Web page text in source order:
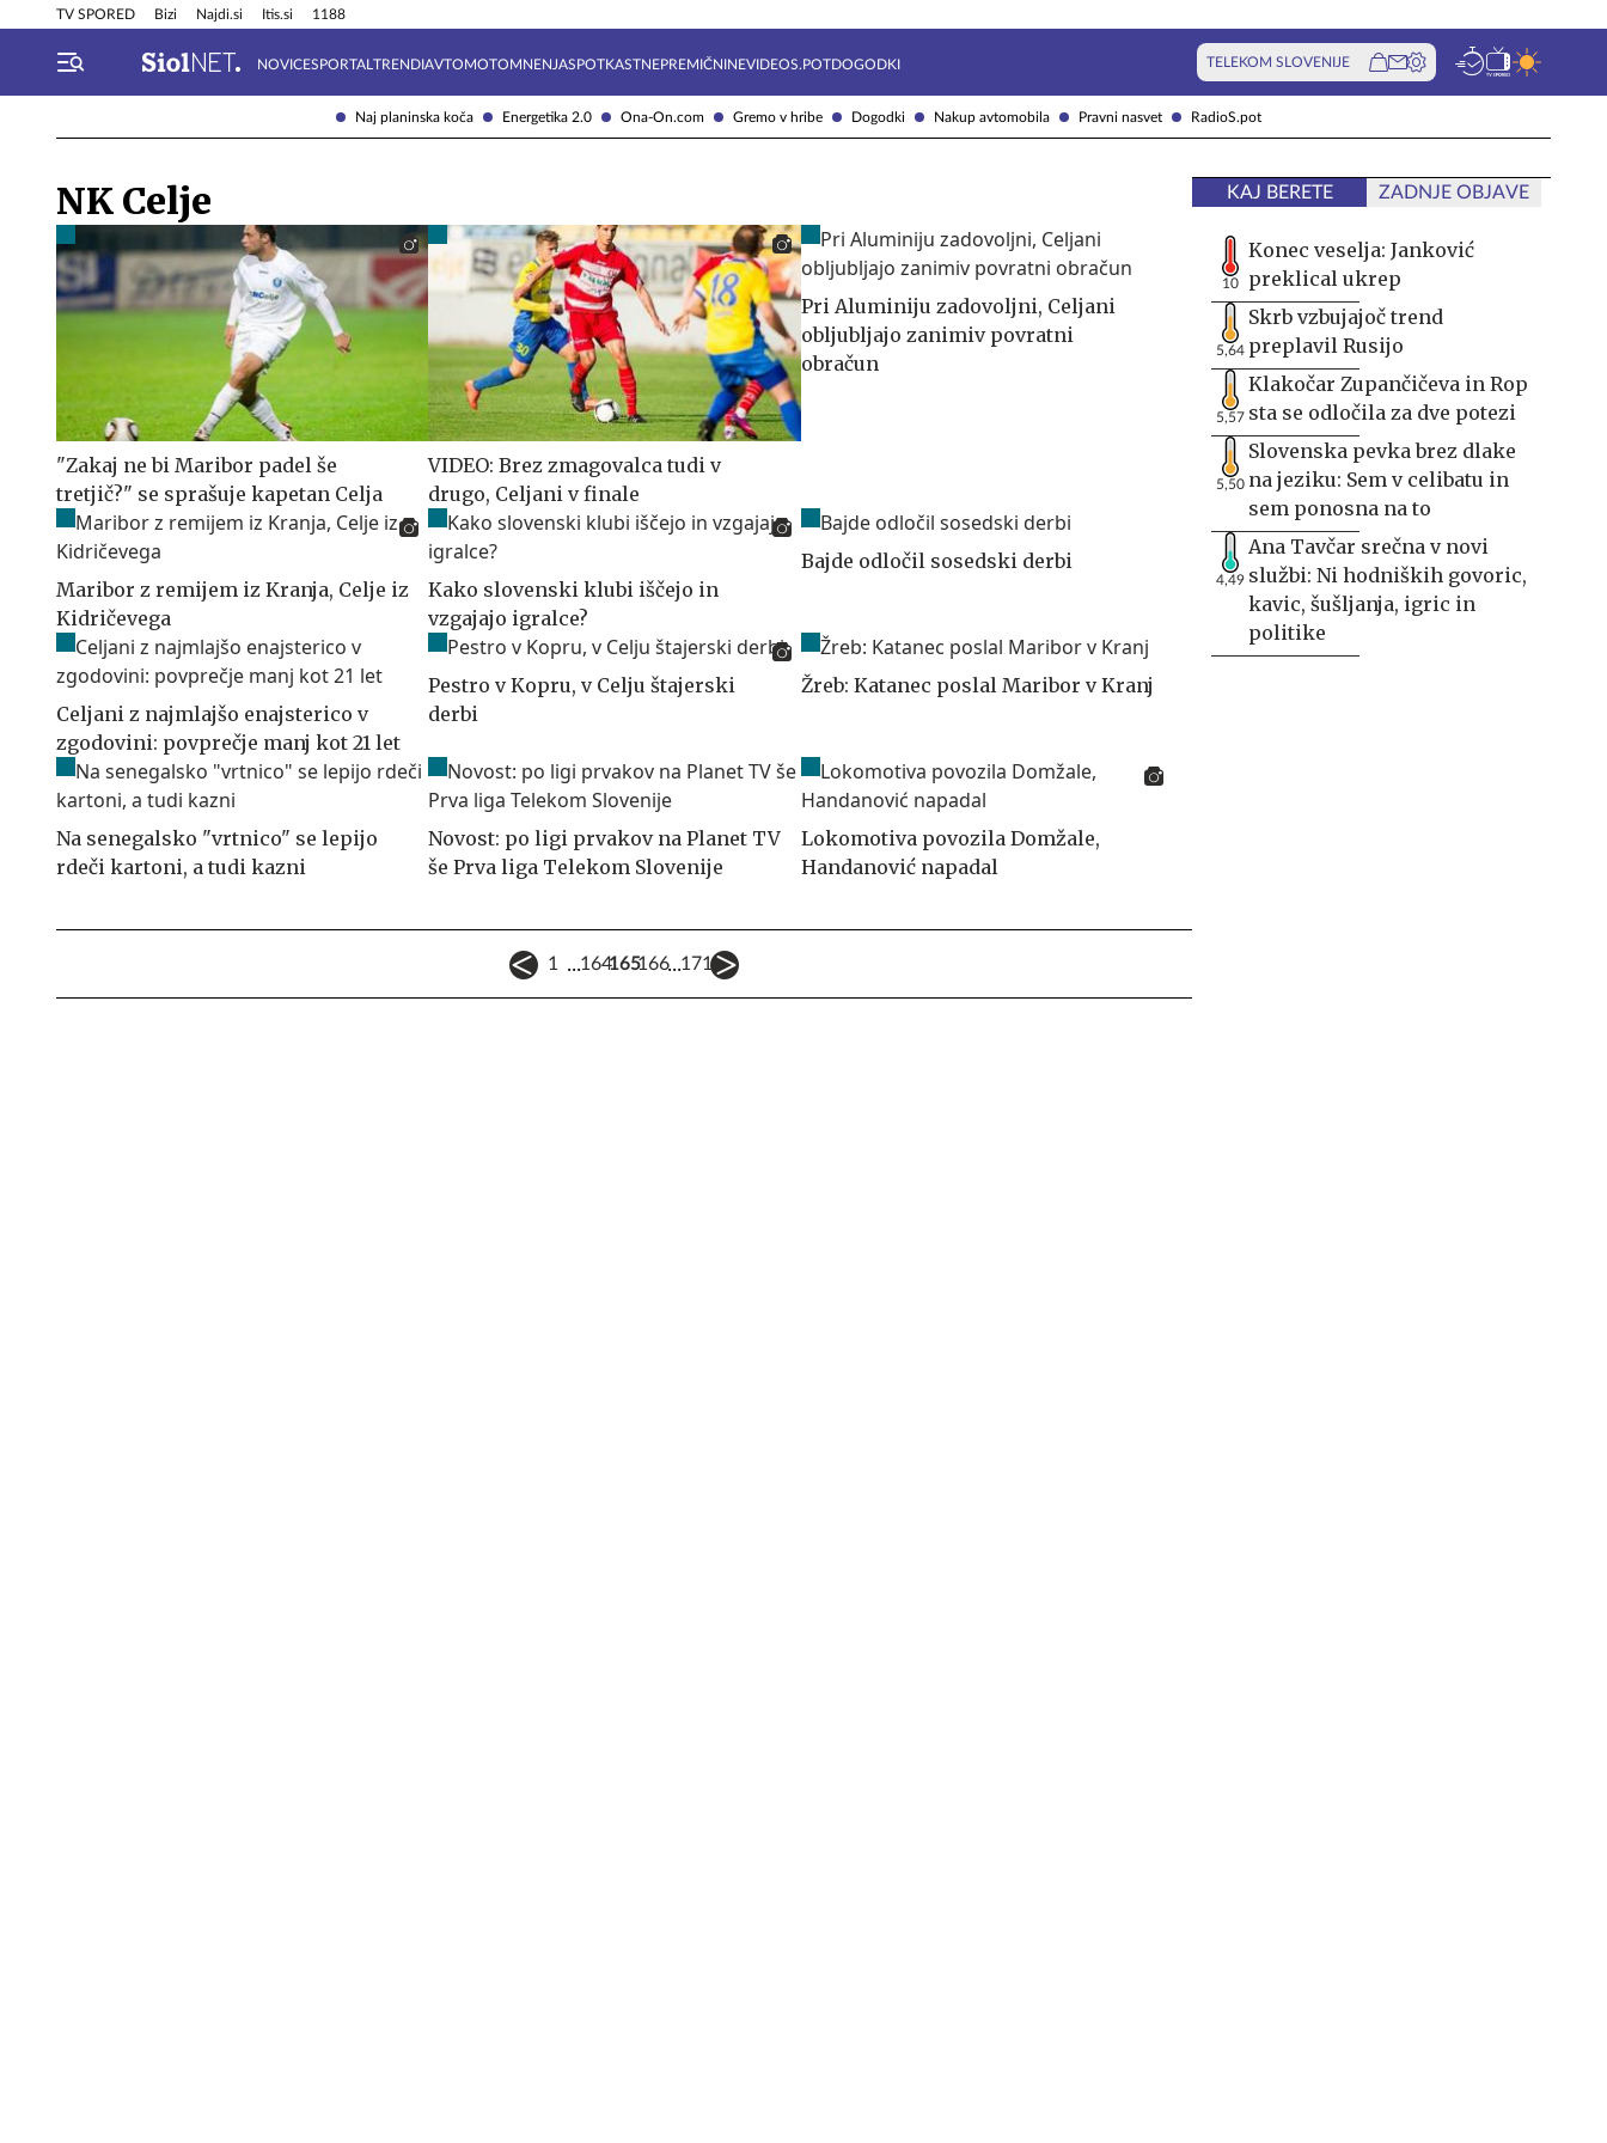
Naj planinska koča Energetika 2.0 Ona-On.com Gremo v hribe Dogodki Nakup avtomobila Pravni nasvet RadioS.pot
TV SPORED Bizi Najdi.si Itis.si 1188
NOVICESPORTAL TRENDIAVTOMOTOMNENJASPOTKASTNEPREMIČNINEVIDEOS.POTDOGODKI TELEKOM SLOVENIJE
Info in obvestila Tehnik
NK Celje
"Zakaj ne bi Maribor padel še
tretjič?" se sprašuje kapetan Celja
VIDEO: Brez zmagovalca tudi v
drugo, Celjani v finale
Pri Aluminiju zadovoljni, Celjani
obljubljajo zanimiv povratni
obračun
Maribor z remijem iz Kranja, Celje iz
Kidričevega
Kako slovenski klubi iščejo in
vzgajajo igralce?
Bajde odločil sosedski derbi
Celjani z najmlajšo enajsterico v
zgodovini: povprečje manj kot 21 let
Pestro v Kopru, v Celju štajerski
derbi
Žreb: Katanec poslal Maribor v Kranj
Na senegalsko "vrtnico" se lepijo
rdeči kartoni, a tudi kazni
Novost: po ligi prvakov na Planet TV
še Prva liga Telekom Slovenije
Lokomotiva povozila Domžale,
Handanović napadal
1 ...164165166...171
KAJ BERETE ZADNJE OBJAVE
10
Konec veselja: Janković
preklical ukrep
5,64
Skrb vzbujajoč trend
preplavil Rusijo
5,57
Klakočar Zupančičeva in Rop
sta se odločila za dve potezi
5,50
Slovenska pevka brez dlake
na jeziku: Sem v celibatu in
sem ponosna na to
4,49
Ana Tavčar srečna v novi
službi: Ni hodniških govoric,
kavic, šušljanja, igric in
politike